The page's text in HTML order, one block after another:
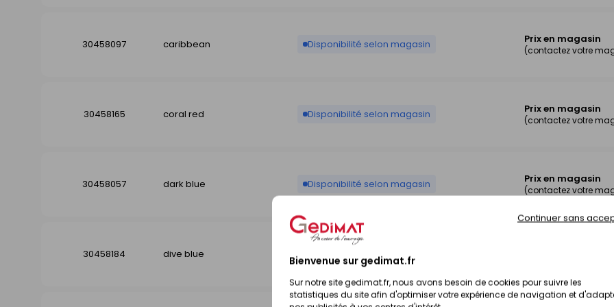
Bienvenue sur gedimat.fr
Sur notre site gedimat.fr, nous avons besoin de cookies pour suivre les
statistiques du site afin d'optimiser votre expérience de navigation et
Continuer sans
30458097 caribbean Disponibilité selon magasin Prix en magasin
(contactez votre
30458165 coral red Disponibilité selon magasin Prix en magasin
(contactez votre
30458057 dark blue Disponibilité selon magasin Prix en magasin
(contactez votre
30458184 dive blue Disponibilité selon magasin